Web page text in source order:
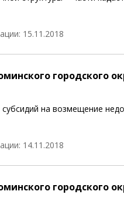
15.11.2018
городского
на возмещение
14.11.2018
городского